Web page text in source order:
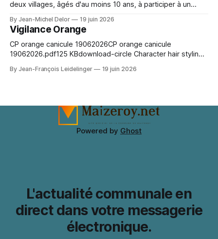
deux villages, âgés d'au moins 10 ans, à participer à un
création. Venez nombreux !
By Jean-Michel Delor 19 juin 2026
Vigilance Orange
CP orange canicule 19062026CP orange canicule
19062026.pdf125 KBdownload-circle Character hair styling
A wig cap can improve stability and keep natural hair
By Jean-François Leidelinger 19 juin 2026
Powered by Ghost
L'actualité communale en
direct dans votre messagerie
électronique.